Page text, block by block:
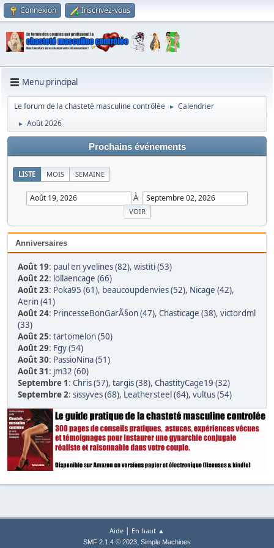
Connexion Inscrivez-vous
Menu principal
Le forum de la chasteté masculine contrôlée ► Calendrier
► Août 2026
Prochains événements
LISTE MOIS SEMAINE
À
Anniversaires
Août 19: paul en yvelines (82), wistiti (53)
Août 22: lollaencage (66)
Août 23: Poka95 (61), beaucoupdenvies (52), Nicage (42),
Aerin (41)
Août 24: PrincesseBonGarÃ§on (47), Chasticage (38), victordml
(33)
Août 25: tartomelon (50)
Août 29: Fgy (54)
Août 30: PassioNina (51)
Août 31: jm32 (60)
Septembre 1: Chris (57), targis (38), ChastityCage19 (32)
Septembre 2: sissyves (68), Leathersteel (64), vultus (54)
Aide | En haut ▲
SMF 2.1.4 © 2023, Simple Machines